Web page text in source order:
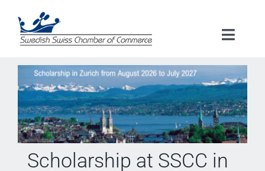
content
Toggle
HOME
ABOUT US
MEMBERSHIP
Scholarship at SSCC in